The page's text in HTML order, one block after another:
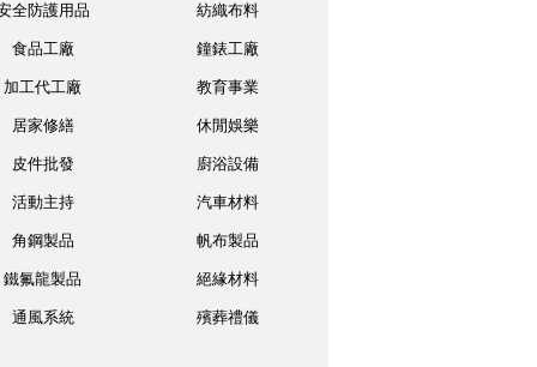
全防護用品 紡織布料
食品工廠 鐘錶工廠
加工代工廠 教育事業
居家修繕 休閒娛樂
皮件批發 廚浴設備
活動主持 汽車材料
角鋼製品 帆布製品
鐵氟龍製品 絕緣材料
通風系統 殯葬禮儀